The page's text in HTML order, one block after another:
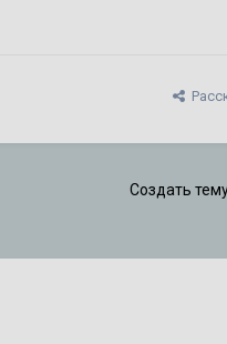
просмотров
3 ответа
Создать